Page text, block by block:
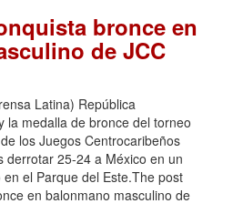
bronce en
de JCC
Latina) República
la medalla de bronce del torneo
los Juegos Centrocaribeños
derrotar 25-24 a México en un
el Parque del Este.The post
en balonmano masculino de